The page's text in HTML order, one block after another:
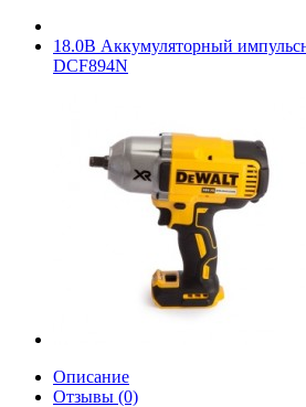
18.0В Аккумуляторный
DCF894N
Описание
Отзывы (0)